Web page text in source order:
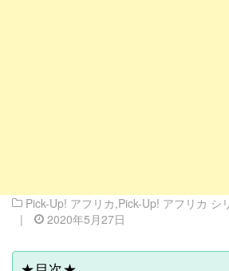
Pick-Up! アフリカ,Pick-Up! アフリカ シ
|
2020年5月27日